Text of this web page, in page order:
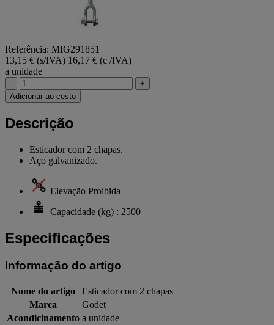
Referência: MIG291851
13,15 € (s/IVA) 16,17 € (c /IVA)
a unidade
-
+
Adicionar ao cesto
Descrição
Esticador com 2 chapas.
Aço galvanizado.
Elevação Proibida
Capacidade (kg) : 2500
Especificações
Informação do artigo
Nome do artigo
Esticador com 2 chapas
Marca
Godet
Acondicinamento a unidade